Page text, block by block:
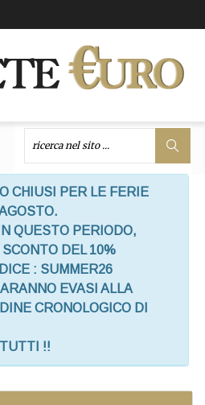
CHIUSI PER LE FERIE
QUESTO PERIODO,
DEL 10%
: SUMMER26
EVASI ALLA
CRONOLOGICO DI
!!